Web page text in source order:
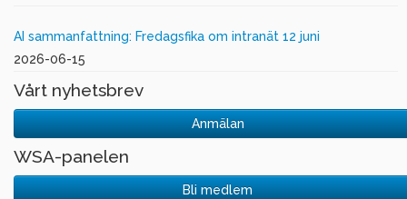
AI sammanfattning: Fredagsfika om intranät 12 juni
2026-06-15
Vårt nyhetsbrev
Anmälan
WSA-panelen
Bli medlem